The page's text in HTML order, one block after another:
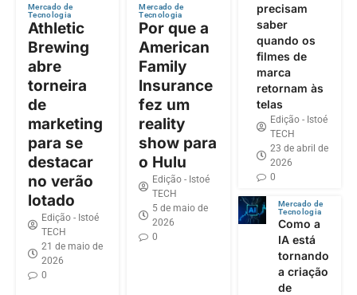
Mercado de
Tecnologia
Athletic
Brewing
abre
torneira
de
marketing
para se
destacar
no verão
lotado
Edição - Istoé
TECH
21 de maio de
2026
0
Mercado de
Tecnologia
Por que a
American
Family
Insurance
fez um
reality
show para
o Hulu
Edição - Istoé
TECH
5 de maio de
2026
0
precisam
saber
quando os
filmes de
marca
retornam às
telas
Edição - Istoé
TECH
23 de abril de
2026
0
Mercado de
Tecnologia
Como a
IA está
tornando
a criação
de